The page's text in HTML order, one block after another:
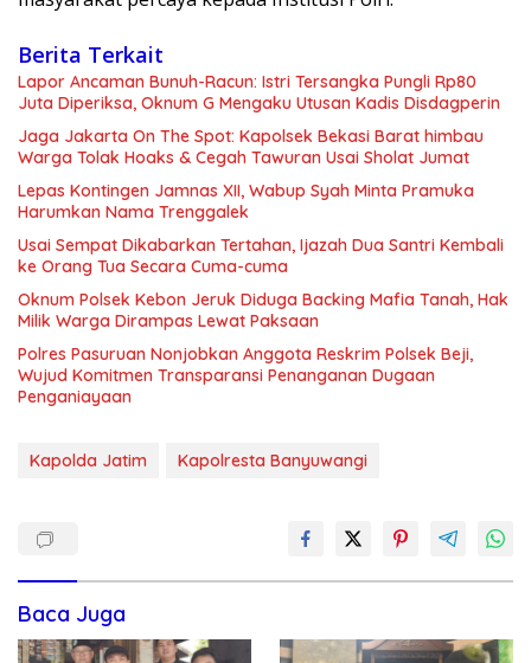
Berita Terkait
Lapor Ancaman Bunuh-Racun: Istri Tersangka Pungli Rp80
Juta Diperiksa, Oknum G Mengaku Utusan Kadis Disdagperin
Jaga Jakarta On The Spot: Kapolsek Bekasi Barat himbau
Warga Tolak Hoaks & Cegah Tawuran Usai Sholat Jumat
Lepas Kontingen Jamnas XII, Wabup Syah Minta Pramuka
Harumkan Nama Trenggalek
Usai Sempat Dikabarkan Tertahan, Ijazah Dua Santri Kembali
ke Orang Tua Secara Cuma-cuma
Oknum Polsek Kebon Jeruk Diduga Backing Mafia Tanah, Hak
Milik Warga Dirampas Lewat Paksaan
Polres Pasuruan Nonjobkan Anggota Reskrim Polsek Beji,
Wujud Komitmen Transparansi Penanganan Dugaan
Penganiayaan
Kapolda Jatim Kapolresta Banyuwangi
Baca Juga